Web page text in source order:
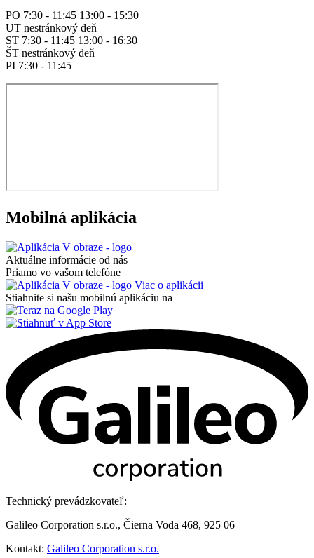
PO 7:30 - 11:45 13:00 - 15:30
UT nestránkový deň
ST 7:30 - 11:45 13:00 - 16:30
ŠT nestránkový deň
PI 7:30 - 11:45
Mobilná aplikácia
Aktuálne informácie od nás
Priamo vo vašom telefóne
Viac o aplikácii
Stiahnite si našu mobilnú aplikáciu na
Technický prevádzkovateľ:
Galileo Corporation s.r.o., Čierna Voda 468, 925 06
Kontakt: Galileo Corporation s.r.o.